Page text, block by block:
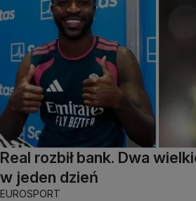
Real rozbił bank. Dwa
w jeden dzień
EUROSPORT